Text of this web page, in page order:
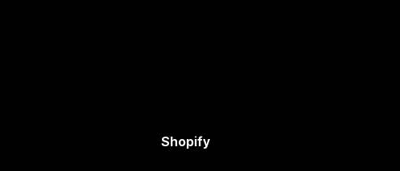
Shopify